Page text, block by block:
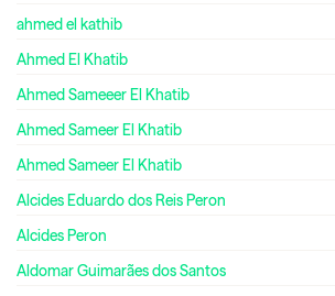
ahmed el kathib
Ahmed El Khatib
Ahmed Sameeer El Khatib
Ahmed Sameer El Khatib
Ahmed Sameer El Khatib
Alcides Eduardo dos Reis Peron
Alcides Peron
Aldomar Guimarães dos Santos